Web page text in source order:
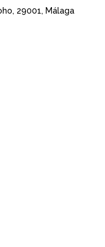
29001, Málaga